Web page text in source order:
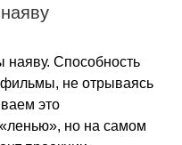
наяву. Способность
фильмы, не отрываясь
это
но на самом